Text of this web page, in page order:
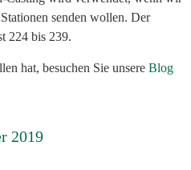
senden wollen. Der
224 bis 239.
hat, besuchen Sie unsere Blog
2019